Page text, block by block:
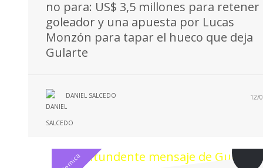
no para: US$ 3,5 millones para retener
goleador y una apuesta por Lucas
Monzón para tapar el hueco que deja
Gularte
DANIEL SALCEDO 12/